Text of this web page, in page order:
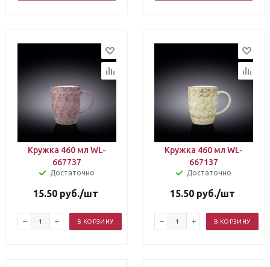
Кружка 460 мл WL-
667737
Достаточно
15.50 руб./шт
В КОРЗИНУ
Кружка 460 мл WL-
667137
Достаточно
15.50 руб./шт
В КОРЗИНУ